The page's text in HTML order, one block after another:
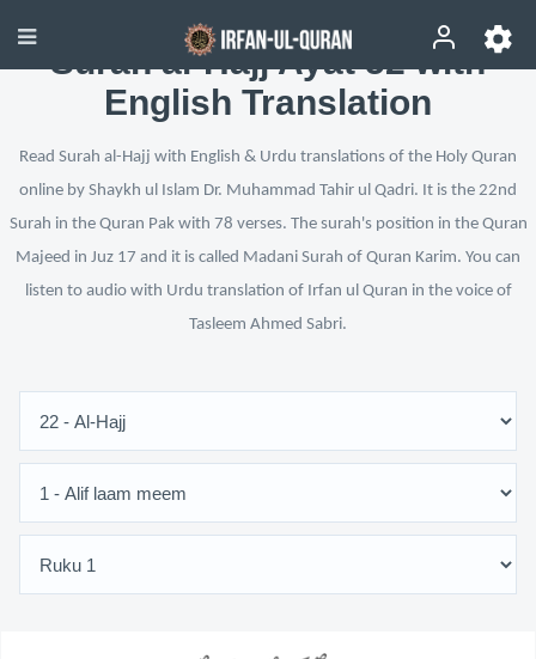
Surah al-Hajj Ayat 52 with
English Translation
Read Surah al-Hajj with English & Urdu translations of the Holy Quran
online by Shaykh ul Islam Dr. Muhammad Tahir ul Qadri. It is the 22nd
Surah in the Quran Pak with 78 verses. The surah's position in the Quran
Majeed in Juz 17 and it is called Madani Surah of Quran Karim. You can
listen to audio with Urdu translation of Irfan ul Quran in the voice of
Tasleem Ahmed Sabri.